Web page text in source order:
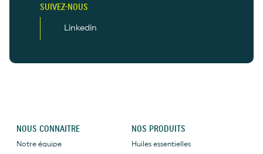
SUIVEZ-NOUS
Linkedin
NOUS CONNAITRE
Notre équipe
NOS PRODUITS
Huiles essentielles